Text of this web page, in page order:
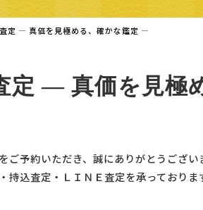
定 ― 真価を見極める、確かな鑑定 ―
定 ― 真価を見極
予約いただき、誠にありがとうござい
込査定・ＬＩＮＥ査定を承っておりま